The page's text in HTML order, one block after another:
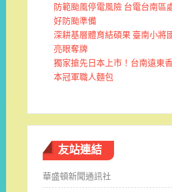
防範颱風停電風險 台電台南區
好防颱準備
深耕基層體育結碩果 臺南小將
亮眼奪牌
獨家搶先日本上市！台南遠東
本冠軍職人麵包
友站連結
華盛頓新聞通訊社